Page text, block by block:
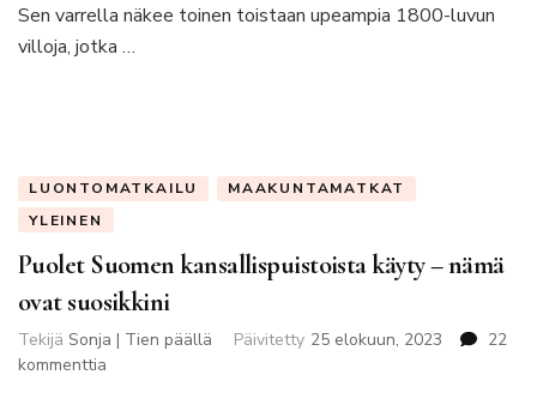
Sen varrella näkee toinen toistaan upeampia 1800-luvun
villoja, jotka …
LUONTOMATKAILU
MAAKUNTAMATKAT
YLEINEN
Puolet Suomen kansallispuistoista käyty – nämä
ovat suosikkini
Tekijä Sonja | Tien päällä Päivitetty 25 elokuun, 2023
22
kommenttia